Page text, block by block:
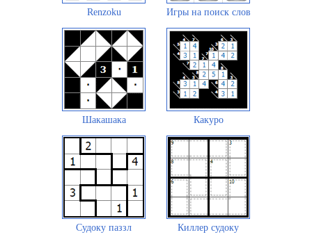
Renzoku Игры на поиск слов
Шакашака Какуро
Судоку паззл Киллер судоку